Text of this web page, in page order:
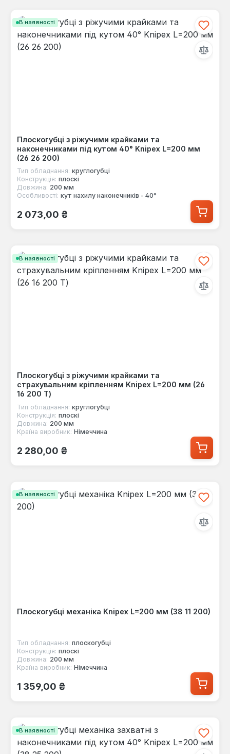
В наявності
Плоскогубці з ріжучими крайками та
наконечниками під кутом 40° Knipex L=200 мм
(26 26 200)
Тип обладнання: круглогубці
Конструкція: плоскі
Довжина: 200 мм
Особливості: кут нахилу наконечників - 40°
Звичайна ціна:
2 073,00 ₴
В наявності
Плоскогубці з ріжучими крайками та
страхувальним кріпленням Knipex L=200 мм (26
16 200 Т)
Тип обладнання: круглогубці
Конструкція: плоскі
Довжина: 200 мм
Країна виробник: Німеччина
Звичайна ціна:
2 280,00 ₴
В наявності
Плоскогубці механіка Knipex L=200 мм (38 11 200)
Тип обладнання: плоскогубці
Конструкція: плоскі
Довжина: 200 мм
Країна виробник: Німеччина
Звичайна ціна:
1 359,00 ₴
В наявності